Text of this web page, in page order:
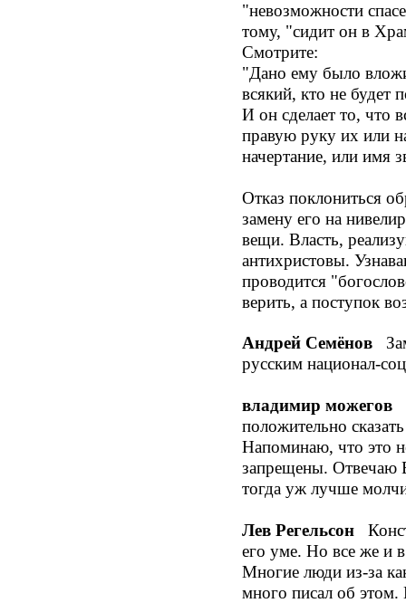
"невозможности
тому, "сидит он в
Смотрите:
"Дано ему было
всякий, кто не будет
И он сделает то, что
правую руку их или
начертание, или имя
Отказ поклониться
замену его на
вещи. Власть,
антихристовы.
проводится
верить, а поступок
Андрей Семёнов
русским национал-
владимир можегов
положительно
Напоминаю, что это
запрещены. Отвечаю
тогда уж лучше
Лев Регельсон
его уме. Но все же и
Многие люди из-за
много писал об этом.